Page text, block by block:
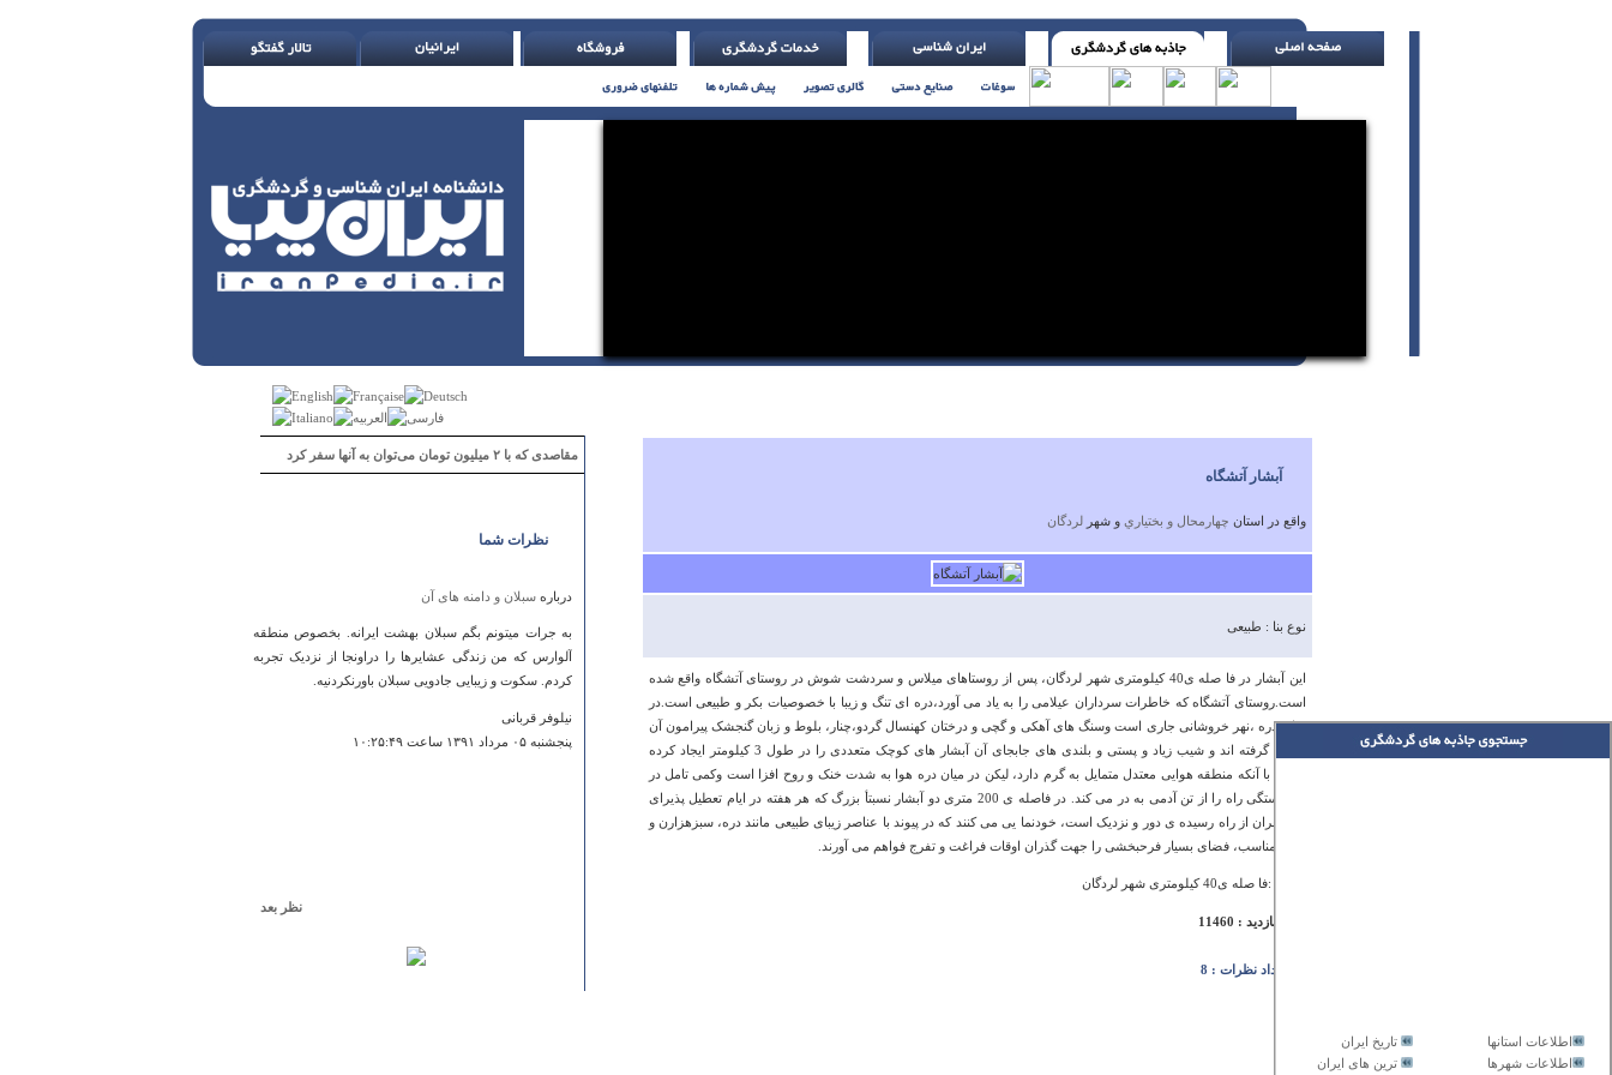
تاریخ ایران
اطلاعات استانها
ترین های ایران
اطلاعات شهرها
مقاصدی که با ۲ میلیون تومان می‌توان به آنها سفر کرد
نظرات شما
درباره سبلان و دامنه های آن
به جرات میتونم بگم سبلان بهشت ایرانه. بخصوص منطقه
آلوارس که من زندگی عشایرها را دراونجا از نزدیک تجربه
کردم. سکوت و زیبایی جادویی سبلان باورنکردنیه.
نیلوفر قربانی
پنجشنبه ۰۵ مرداد ۱۳۹۱ ساعت ۱۰:۲۵:۴۹
خوشحالم که ما ایرانیها هم یواش یواش داریم آینده نگری
نظر بعد
آبشار آتشگاه
واقع در استان چهارمحال و بختياري و شهرلردگان
نوع بنا : طبیعی
این آبشار در فا صله ی40 ‏کیلومتری شهر لردگان، پس از روستاهای میلاس و سردشت شوش در روستای آتشگاه واقع شده
است.روستای آتشگاه که خاطرات سرداران عیلامی را به یاد می آورد،دره ای تنگ و زیبا با خصوصیات بکر و طبیعی است.در
میان دره ،نهر خروشانی جاری است وسنگ های آهکی و گچی و درختان کهنسال گردو،چنار، بلوط و زبان گنجشک پیرامون آن
را فرا گرفته اند و شیب زیاد و پستی و بلندی های جابجای آن آبشار های کوچک متعددی را در طول 3 ‏کیلومتر ایجاد کرده
است. با آنکه منطقه هوایی معتدل متمایل به گرم دارد، لیکن در میان دره هوا به شدت خنک و روح افزا است وکمی تامل در
آن خستگی راه را از تن آدمی به در می کند. در فاصله ی 200 ‏متری دو آبشار نسبتأ بزرگ که هر هفته در ایام تعطیل پذیرای
مسا فران از راه رسیده ی دور و نزدیک است، خودنما یی می کنند که در پیوند با عناصر زیبای طبیعی مانند دره، سبزهزارن و
اقلیم مناسب، فضای بسیار فرحبخشی را جهت گذران اوقات فراغت و تفرج فواهم می آورند.
آدرس :فا صله ی40 ‏کیلومتری شهر لردگان
تعداد بازدید : 11460
تعداد نظرات : 8